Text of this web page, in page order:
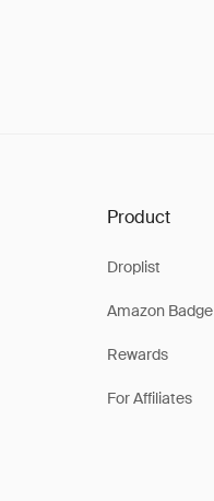
Product
Droplist
Amazon Badge
Rewards
For Affiliates